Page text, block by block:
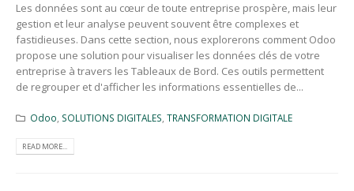
Les données sont au cœur de toute entreprise prospère, mais leur
gestion et leur analyse peuvent souvent être complexes et
fastidieuses. Dans cette section, nous explorerons comment Odoo
propose une solution pour visualiser les données clés de votre
entreprise à travers les Tableaux de Bord. Ces outils permettent
de regrouper et d'afficher les informations essentielles de...
Odoo SOLUTIONS DIGITALES TRANSFORMATION DIGITALE
READ MORE...